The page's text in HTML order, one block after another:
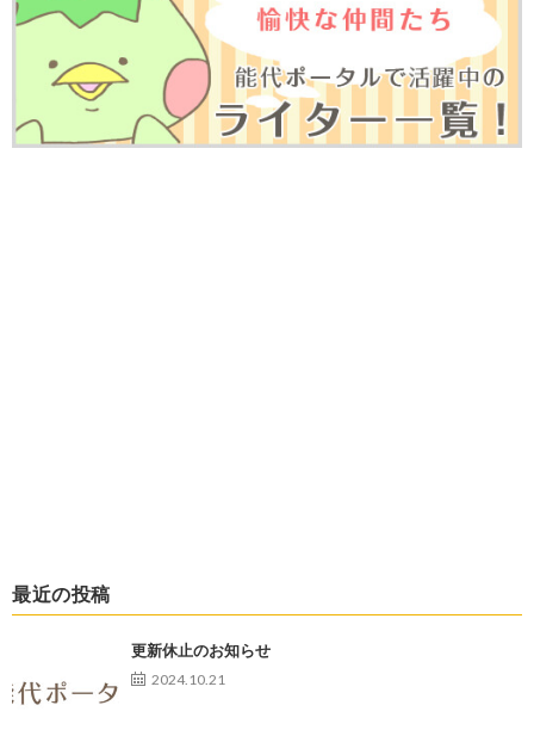
最近の投稿
更新休止のお知らせ
2024.10.21